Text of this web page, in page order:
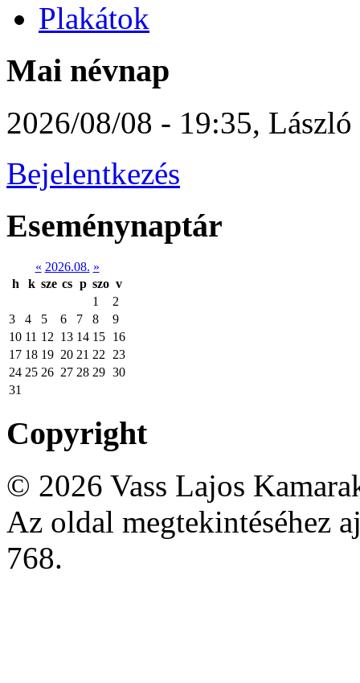
Plakátok
Mai névnap
2026/08/08 - 19:35, László
Bejelentkezés
Eseménynaptár
« 2026.08. »
h
k sze cs p szo v
1
2
3
4 5 6 7 8
9
10 11 12 13 14 15 16
17 18 19 20 21 22
23
24 25 26 27 28 29 30
31
Copyright
© 2026 Vass Lajos
Az oldal megtekintéséhez
768.